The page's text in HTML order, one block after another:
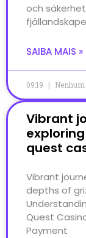
och
SAIBA MAIS »
09:19
Vibrant
quest
Vibrant
depths of
Quest
Payment